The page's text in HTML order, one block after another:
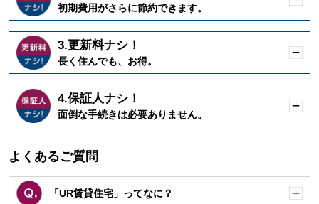
初期費用がさらに節約できます。
く
3.更新料ナシ！
長く住んでも、お得。
く
4.保証人ナシ！
面倒な手続きは必要ありません。
く
よくあるご質問
「UR賃貸住宅」ってなに？